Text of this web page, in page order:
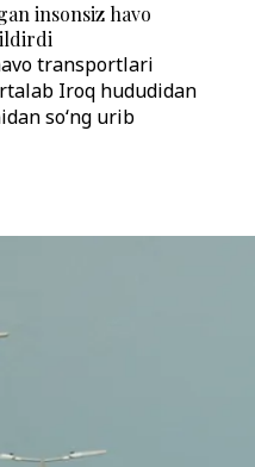
insonsiz havo
transportlari
Iroq hududidan
so‘ng urib